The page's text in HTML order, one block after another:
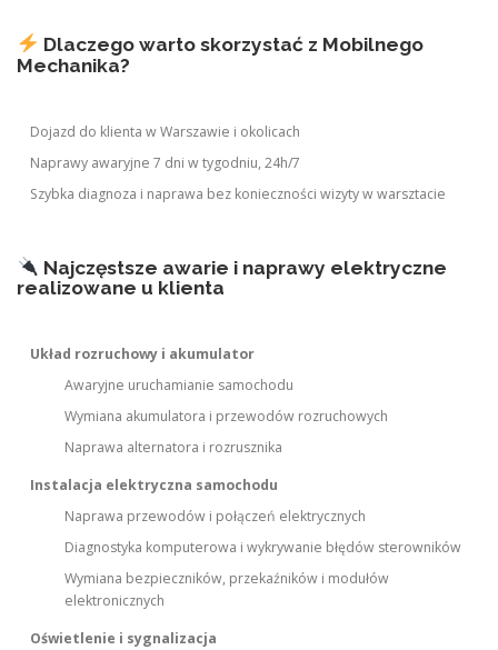
Dlaczego warto skorzystać z Mobilnego
Mechanika?
Dojazd do klienta w Warszawie i okolicach
Naprawy awaryjne 7 dni w tygodniu, 24h/7
Szybka diagnoza i naprawa bez konieczności wizyty w warsztacie
Najczęstsze awarie i naprawy elektryczne
realizowane u klienta
Układ rozruchowy i akumulator
Awaryjne uruchamianie samochodu
Wymiana akumulatora i przewodów rozruchowych
Naprawa alternatora i rozrusznika
Instalacja elektryczna samochodu
Naprawa przewodów i połączeń elektrycznych
Diagnostyka komputerowa i wykrywanie błędów sterowników
Wymiana bezpieczników, przekaźników i modułów
elektronicznych
Oświetlenie i sygnalizacja